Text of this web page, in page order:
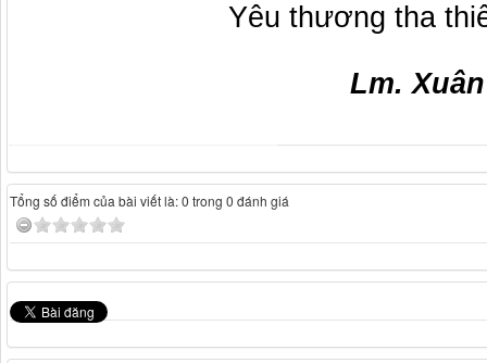
Yêu thương tha
Lm.
Tổng số điểm của bài viết là: 0 trong 0 đánh giá